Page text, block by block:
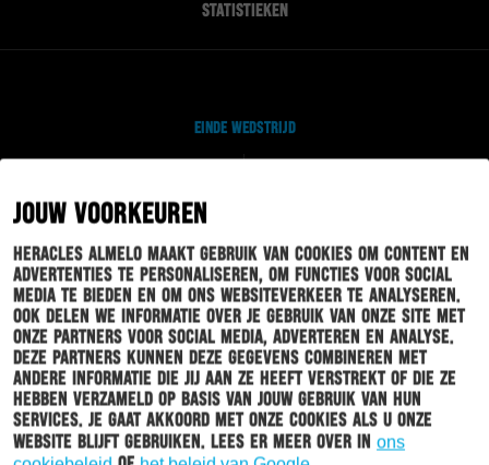
JOUW VOORKEUREN
Heracles Almelo maakt gebruik van cookies om content en
advertenties te personaliseren, om functies voor social
media te bieden en om ons websiteverkeer te analyseren.
Ook delen we informatie over je gebruik van onze site met
onze partners voor social media, adverteren en analyse.
Deze partners kunnen deze gegevens combineren met
andere informatie die jij aan ze heeft verstrekt of die ze
hebben verzameld op basis van jouw gebruik van hun
services. Je gaat akkoord met onze cookies als u onze
website blijft gebruiken. Lees er meer over in ons
STATISTIEKEN
EINDE WEDSTRIJD
J. DROST
L. DUARTE
ADRIÁN DALMAU
S. VAN DER WATER
82'
ADRIÁN DALMAU
D. DOS SANTOS
78'